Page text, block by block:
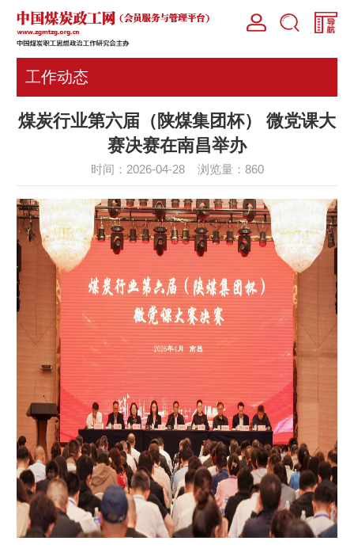
工作动态
煤炭行业第六届（陕煤集团杯） 微党课大
赛决赛在南昌举办
时间：2026-04-28 浏览量： 860